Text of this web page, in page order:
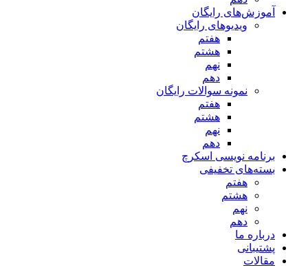
آموزش‌های رایگان
ویدیوهای رایگان
هفتم
هشتم
نهم
دهم
نمونه سوالات رایگان
هفتم
هشتم
نهم
دهم
برنامه نویسی اسکرچ
بسته‌های تخفیفی
هفتم
هشتم
نهم
دهم
درباره ما
پشتیبانی
مقالات